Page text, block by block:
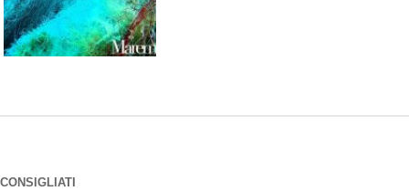
CONSIGLIATI